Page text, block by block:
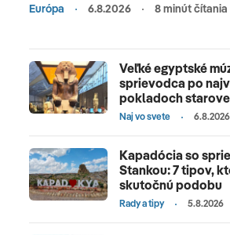
Európa 6.8.2026 8 minút čítania
Veľké egyptské
sprievodca po
pokladoch
Naj vo svete 6.8.2026
Kapadócia so
Stankou: 7 tipov,
skutočnú podobu
Rady a tipy 5.8.2026